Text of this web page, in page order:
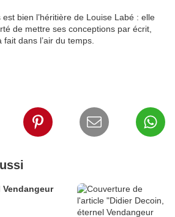
bien l’héritière de Louise Labé : elle
de mettre ses conceptions par écrit,
dans l’air du temps.
Vendangeur